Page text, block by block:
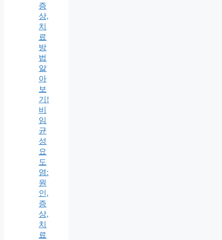
증
상,
치
료
방
법
알
아
보
기!
비
임
균
성
요
도
염:
원
인,
증
상,
치
료